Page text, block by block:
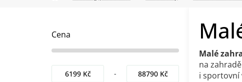
Cena
6199Kč 88790Kč
Malé
na
i sportovní